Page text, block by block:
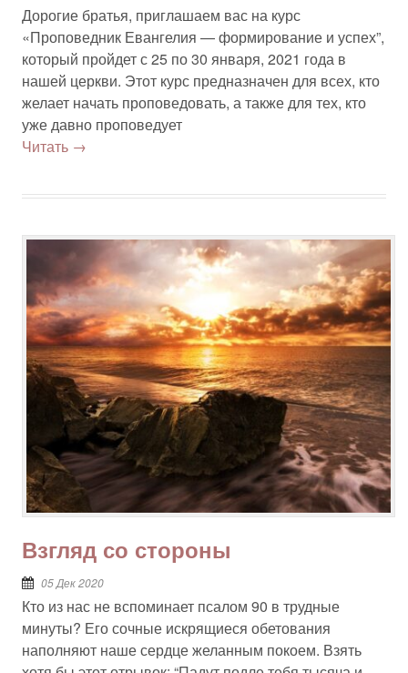
Дорогие братья, приглашаем вас на курс
«Проповедник Евангелия — формирование и успех”,
который пройдет с 25 по 30 января, 2021 года в
нашей церкви. Этот курс предназначен для всех, кто
желает начать проповедовать, а также для тех, кто
уже давно проповедует
Читать →
Взгляд со стороны
05 Дек 2020
Кто из нас не вспоминает псалом 90 в трудные
минуты? Его сочные искрящиеся обетования
наполняют наше сердце желанным покоем. Взять